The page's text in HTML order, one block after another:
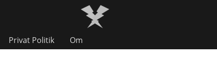
Privat Politik Om